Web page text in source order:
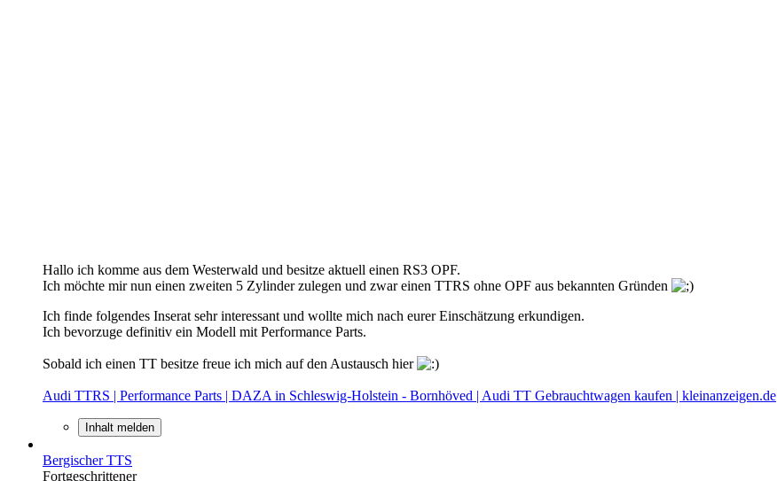
Hallo ich komme aus dem Westerwald und besitze aktuell einen RS3 OPF.
Ich möchte mir nun einen zweiten 5 Zylinder zulegen und zwar einen TTRS ohne OPF aus bekannten Gründen
Ich finde folgendes Inserat sehr interessant und wollte mich nach eurer Einschätzung erkundigen.
Ich bevorzuge definitiv ein Modell mit Performance Parts.
Sobald ich einen TT besitze freue ich mich auf den Austausch hier
Audi TTRS | Performance Parts | DAZA in Schleswig-Holstein - Bornhöved | Audi TT Gebrauchtwagen kaufen | kleinanzeigen.de
Inhalt melden
Bergischer TTS
Fortgeschrittener